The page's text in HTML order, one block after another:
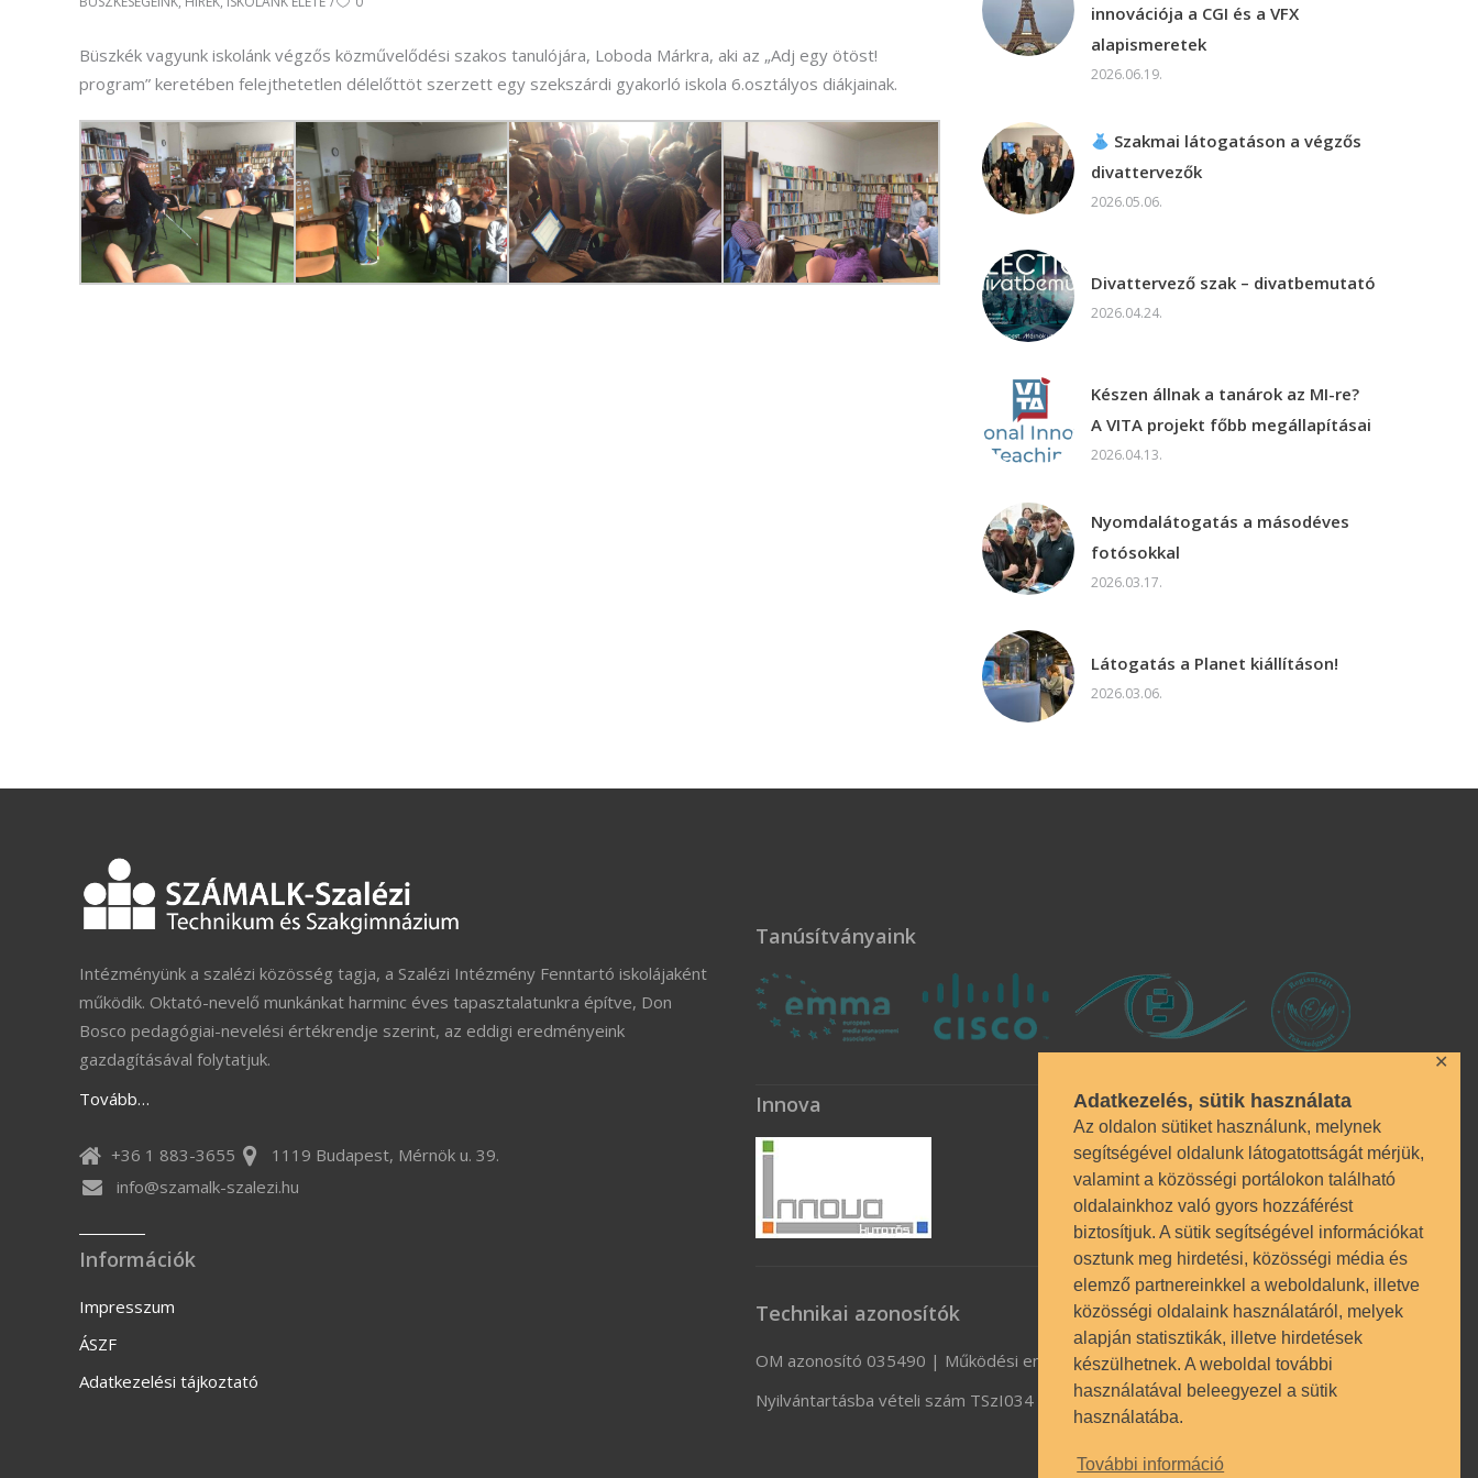
Adatkezelés, sütik használata
Az oldalon sütiket használunk, melynek
segítségével oldalunk látogatottságát mérjük,
valamint a közösségi portálokon található
oldalainkhoz való gyors hozzáférést
biztosítjuk. A sütik segítségével információkat
osztunk meg hirdetési, közösségi média és
elemző partnereinkkel a weboldalunk, illetve
közösségi oldalaink használatáról, melyek
alapján statisztikák, illetve hirdetések
készülhetnek. A weboldal további
használatával beleegyezel a sütik
használatába.
További információ
✕
Büszkék vagyunk iskolánk végzős közművelődési szakos tanulójára, Loboda Márkra, aki az „Adj egy ötöst!
program” keretében felejthetetlen délelőttöt szerzett egy szekszárdi gyakorló iskola 6.osztályos diákjainak.
innovációja a CGI és a VFX
alapismeretek
2026.06.19.
Szakmai látogatáson a végzős
divattervezők
2026.05.06.
Divattervező szak – divatbemutató
2026.04.24.
Készen állnak a tanárok az MI-re?
A VITA projekt főbb megállapításai
2026.04.13.
Nyomdalátogatás a másodéves
fotósokkal
2026.03.17.
Látogatás a Planet kiállításon!
2026.03.06.
Intézményünk a szalézi közösség tagja, a Szalézi Intézmény Fenntartó iskolájaként
működik. Oktató-nevelő munkánkat harminc éves tapasztalatunkra építve, Don
Bosco pedagógiai-nevelési értékrendje szerint, az eddigi eredményeink
gazdagításával folytatjuk.
Tovább…
+36 1 883-3655
1119 Budapest, Mérnök u. 39.
info@szamalk-szalezi.hu
Információk
Impresszum
ÁSZF
Adatkezelési tájkoztató
Tanúsítványaink
Innova
Technikai azonosítók
OM azonosító 035490 | Működési engedély BP/1009/03987/2023.
Nyilvántartásba vételi szám TSzI034